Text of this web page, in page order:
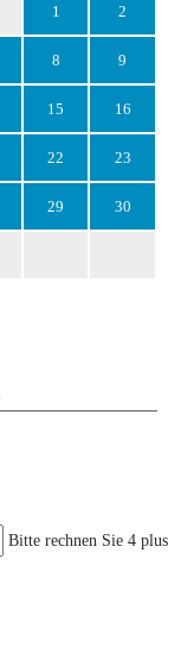
1 2
8 9
15 16
22 23
29 30
Bitte rechnen Sie 4 plus